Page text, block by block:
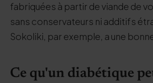
fabriquées à partir de viande de
sans conservateurs ni additifs
Sokoliki, par exemple, a une
Ce qu'un diabétique